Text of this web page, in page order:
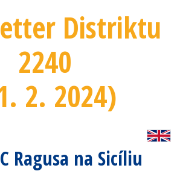
Distriktu
2240
2. 2024)
Ragusa na Sicíliu